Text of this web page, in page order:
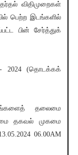
விதிமுறைகள்
பெற்ற இடங்களில்
பின் சேர்த்துக்
- 2024 (தொடக்கக்
தலைமை
தகவல் முகமை
06.00AM